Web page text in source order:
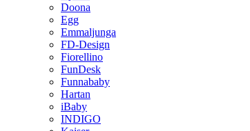
Doona
Egg
Emmaljunga
FD-Design
Fiorellino
FunDesk
Funnababy
Hartan
iBaby
INDIGO